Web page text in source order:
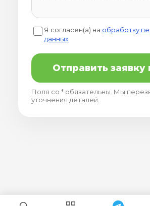
Я согласен(а) на обработку
данных
Отправить заявку
Поля со * обязательны. Мы
уточнения деталей.